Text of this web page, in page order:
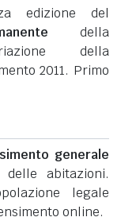
edizione del
della
della
2011. Primo
generale
abitazioni.
legale
online.